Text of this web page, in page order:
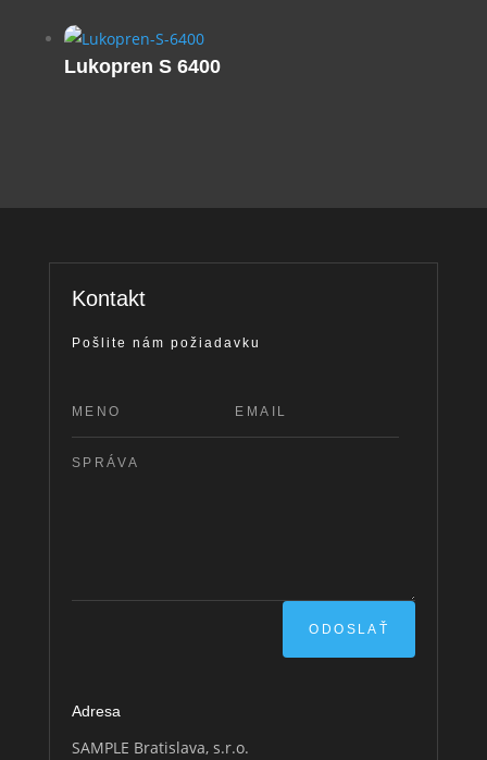
Lukopren S 6400
Kontakt
Pošlite nám požiadavku
ODOSLAŤ
Adresa
SAMPLE Bratislava, s.r.o.